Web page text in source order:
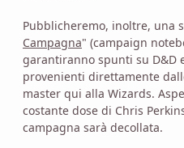
Pubblicheremo, inoltre, una
Campagna" (campaign
garantiranno spunti su D&D
provenienti direttamente
master qui alla Wizards.
costante dose di Chris
campagna sarà decollata.